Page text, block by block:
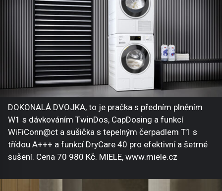
DOKONALÁ DVOJKA, to je pračka s předním plněním
W1 s dávkováním TwinDos, CapDosing a funkcí
WiFiConn@ct a sušička s tepelným čerpadlem T1 s
třídou A+++ a funkcí DryCare 40 pro efektivní a šetrné
sušení. Cena 70 980 Kč. MIELE, www.miele.cz